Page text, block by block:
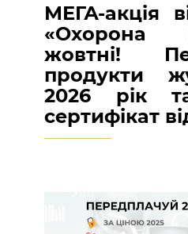
МЕГА-акція
«Охорона
жовтні!
продукти
2026 рік
сертифікат